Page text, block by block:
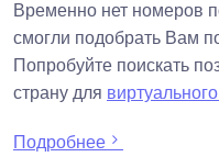
Временно нет номеров
смогли подобрать Вам
Попробуйте поискать
страну для
Подробнее